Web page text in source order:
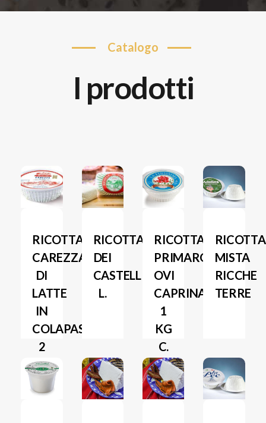
catalogo
i prodotti
RICOTTA
CAREZZA
DI
LATTE
IN
COLAPASTA
2
KG
RICOTTA
DEI
CASTELLI
L.
RICOTTA
PRIMAROSA
OVI
CAPRINA
1
KG
C.
RICOTTA
MISTA
RICCHE
TERRE